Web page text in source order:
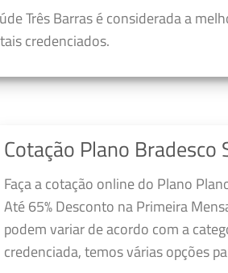
Três Barras é considerada a
credenciados.
Cotação Plano Bradesco
Faça a cotação online do Plano
Até 65% Desconto na Primeira
podem variar de acordo com a
credenciada, temos várias opções